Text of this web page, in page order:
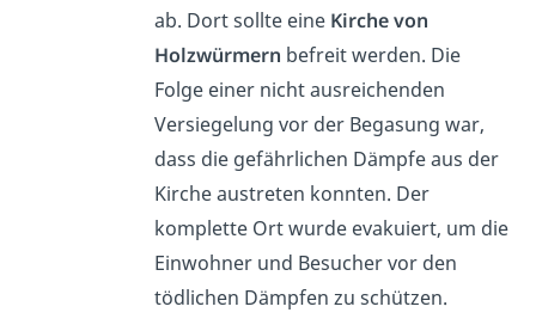
ab. Dort sollte eine Kirche von
Holzwürmern befreit werden. Die
Folge einer nicht ausreichenden
Versiegelung vor der Begasung war,
dass die gefährlichen Dämpfe aus der
Kirche austreten konnten. Der
komplette Ort wurde evakuiert, um die
Einwohner und Besucher vor den
tödlichen Dämpfen zu schützen.